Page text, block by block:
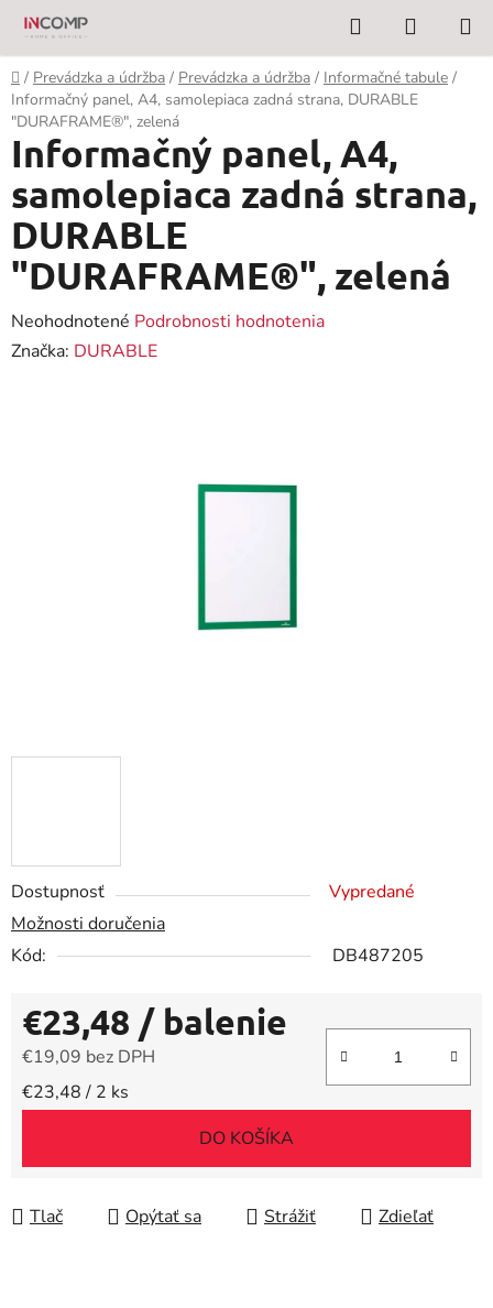
Prejsť
obsah
Hľadať
KOŠÍK
Domov
/ Prevádzka a údržba / Prevádzka a údržba / Informačné tabule /
Informačný panel, A4, samolepiaca zadná strana, DURABLE
"DURAFRAME®", zelená
Dostupnosť
Vypredané
Možnosti doručenia
Kód:
DB487205
€23,48 / balenie
€19,09 bez DPH
Jednotková cena:
€23,48 / 2 ks
DO KOŠÍKA
Tlač Opýtať sa Strážiť Zdieľať
Informačný panel, A4,
samolepiaca zadná strana,
DURABLE
"DURAFRAME®", zelená
Priemerné
hodnotenie
Neohodnotené Podrobnosti hodnotenia
Značka: DURABLE